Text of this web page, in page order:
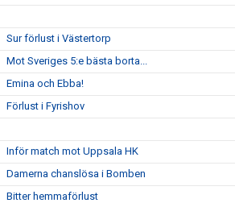
Sur förlust i Västertorp
Mot Sveriges 5:e bästa borta...
Emina och Ebba!
Förlust i Fyrishov
Inför match mot Uppsala HK
Damerna chanslösa i Bomben
Bitter hemmaförlust